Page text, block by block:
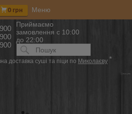
Приймаємо
замовлення с 10:00
до 22:00
Искать:ПОИСК
0 грн Меню
доставка суші та піци по Миколаєву *